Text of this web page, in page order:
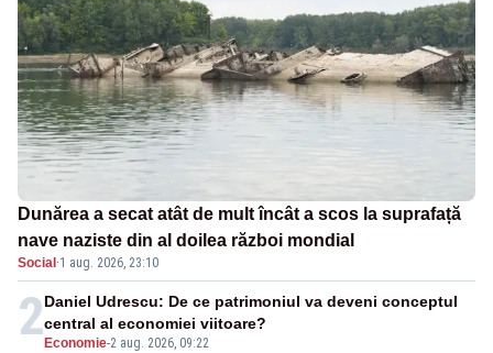
Dunărea a secat atât de mult încât a scos la suprafață
nave naziste din al doilea război mondial
Social ·1 aug. 2026, 23:10
2 Economie-2 aug. 2026, 09:22
Daniel Udrescu: De ce patrimoniul va deveni conceptul
central al economiei viitoare?